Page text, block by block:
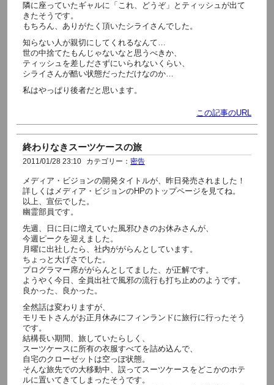
隣に座っていたギャルに「これ、どうぞ」とティッシュが出て
きたそうです。
もちろん、ありがたく頂いたシライさんでした。
知らない人が親切にしてくれるなんて…
世の中捨てたもんじゃないなと思うべきか、
ティッシュを差しださずにいられないくらい、
シライさんが酷い状態だっただけなのか…
私はやっぱり後者だと思います。
この記事のURL
終わりなきスーツケースの旅
2011/01/28 23:10 カテゴリー： 密告
メディア・ビジョンの開発タイトルが、昨日発売されました！
詳しくはメディア・ビジョンのHPのトップページを見てね。
以上、宣伝でした。
幽霊部員です。
先週、日に日に増えていた風邪ひきのお休みさんが、
今週ピークを迎えました。
月曜に出社したら、社内ががらんとしています。
ちょっと大げさでした。
プログラマー席ががらんとしてました、が正解です。
ようやく今日、全員出社で風邪の流行も打ち止めのようです。
良かった、良かった。
全然話は変わりますが、
モリモトさんがお正月休みにフィンランドに旅行に行ったそう
です。
結構長い期間、旅していたらしく、
スーツケースに所有の衣服すべてを詰め込んで、
自宅のクローゼットは空っぽ状態。
そんな旅先での大移動中、誤ってスーツケースをどこかのホテ
ルに置いてきてしまったそうです。